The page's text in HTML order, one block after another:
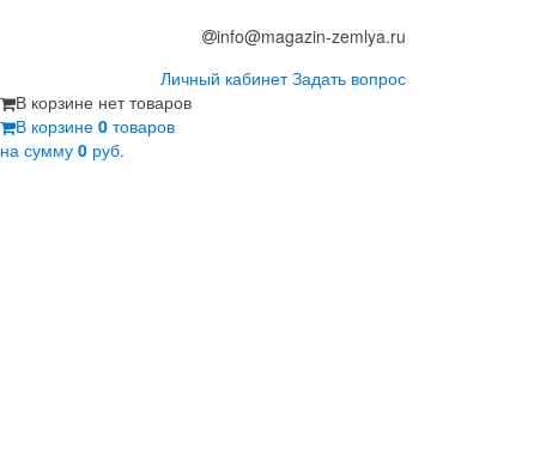
info@magazin-zemlya.ru
Личный кабинет Задать вопрос
В корзине нет товаров
В корзине 0 товаров
на сумму 0 руб.